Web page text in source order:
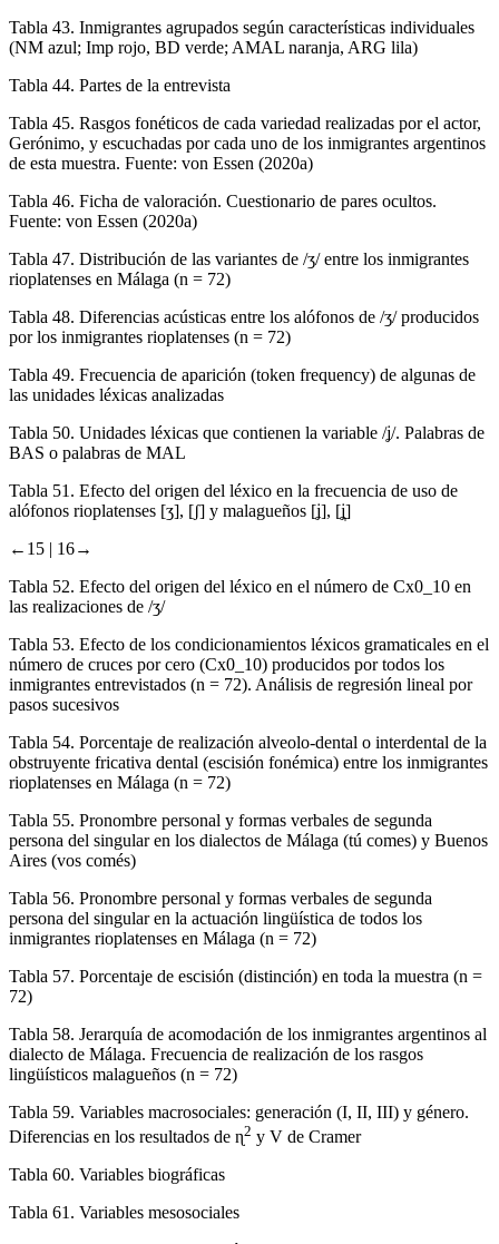
Tabla 43. Inmigrantes agrupados según características individuales
(NM azul; Imp rojo, BD verde; AMAL naranja, ARG lila)
Tabla 44. Partes de la entrevista
Tabla 45. Rasgos fonéticos de cada variedad realizadas por el actor,
Gerónimo, y escuchadas por cada uno de los inmigrantes argentinos
de esta muestra. Fuente: von Essen (2020a)
Tabla 46. Ficha de valoración. Cuestionario de pares ocultos.
Fuente: von Essen (2020a)
Tabla 47. Distribución de las variantes de /ʒ/ entre los inmigrantes
rioplatenses en Málaga (n = 72)
Tabla 48. Diferencias acústicas entre los alófonos de /ʒ/ producidos
por los inmigrantes rioplatenses (n = 72)
Tabla 49. Frecuencia de aparición (token frequency) de algunas de
las unidades léxicas analizadas
Tabla 50. Unidades léxicas que contienen la variable /ʝ/. Palabras de
BAS o palabras de MAL
Tabla 51. Efecto del origen del léxico en la frecuencia de uso de
alófonos rioplatenses [ʒ], [ʃ] y malagueños [ʝ], [ʝ̞]
←15 | 16→
Tabla 52. Efecto del origen del léxico en el número de Cx0_10 en
las realizaciones de /ʒ/
Tabla 53. Efecto de los condicionamientos léxicos gramaticales en el
número de cruces por cero (Cx0_10) producidos por todos los
inmigrantes entrevistados (n = 72). Análisis de regresión lineal por
pasos sucesivos
Tabla 54. Porcentaje de realización alveolo-dental o interdental de la
obstruyente fricativa dental (escisión fonémica) entre los inmigrantes
rioplatenses en Málaga (n = 72)
Tabla 55. Pronombre personal y formas verbales de segunda
persona del singular en los dialectos de Málaga (tú comes) y Buenos
Aires (vos comés)
Tabla 56. Pronombre personal y formas verbales de segunda
persona del singular en la actuación lingüística de todos los
inmigrantes rioplatenses en Málaga (n = 72)
Tabla 57. Porcentaje de escisión (distinción) en toda la muestra (n =
72)
Tabla 58. Jerarquía de acomodación de los inmigrantes argentinos al
dialecto de Málaga. Frecuencia de realización de los rasgos
lingüísticos malagueños (n = 72)
Tabla 59. Variables macrosociales: generación (I, II, III) y género.
Diferencias en los resultados de ɳ2 y V de Cramer
Tabla 60. Variables biográficas
Tabla 61. Variables mesosociales